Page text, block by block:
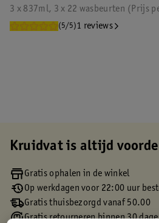
3 x 837ml, 3 x 22 wasbeurten Prijs
(5/5)1 reviews
Kruidvat is altijd
Gratis ophalen in de winkel
Op werkdagen voor 22:00 uur
Gratis thuisbezorgd vanaf 50.00
Gratis retourneren binnen 30